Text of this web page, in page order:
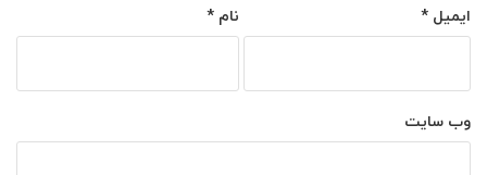
نام* ایمیل*
وب‌ سایت